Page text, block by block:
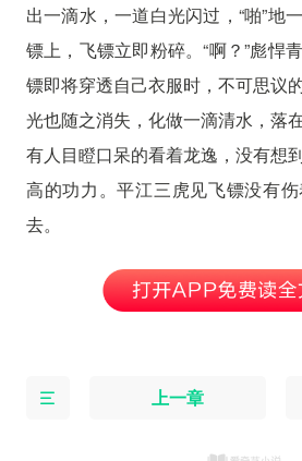
出一滴水，一道白光闪过，“啪”地
镖上，飞镖立即粉碎。“啊？”彪悍
镖即将穿透自己衣服时，不可思议
光也随之消失，化做一滴清水，落
有人目瞪口呆的看着龙逸，没有想
高的功力。平江三虎见飞镖没有
去。
上一章